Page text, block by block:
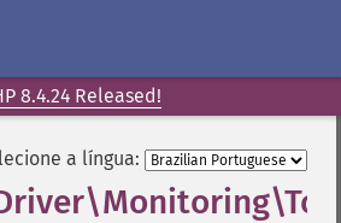
8.4.24 Released!
a língua: